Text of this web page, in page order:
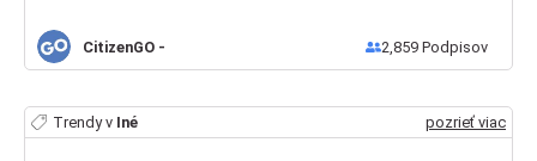
CitizenGO - 2,859 Podpisov
Trendy v Iné pozrieť viac